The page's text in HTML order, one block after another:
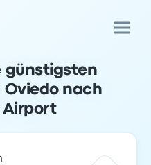
günstigsten
Oviedo nach
Airport